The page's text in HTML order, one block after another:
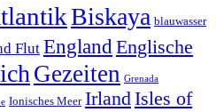
Biskaya blauwasser
Flut England Englische
Gezeiten Grenada
Ionisches Meer Irland Isles of